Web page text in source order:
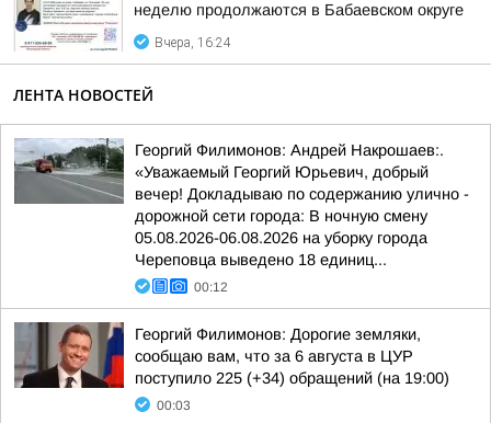
неделю продолжаются в Бабаевском округе
Вчера, 16:24
ЛЕНТА НОВОСТЕЙ
Георгий Филимонов: Андрей Накрошаев:.
«Уважаемый Георгий Юрьевич, добрый
вечер! Докладываю по содержанию улично -
дорожной сети города: В ночную смену
05.08.2026-06.08.2026 на уборку города
Череповца выведено 18 единиц...
00:12
Георгий Филимонов: Дорогие земляки,
сообщаю вам, что за 6 августа в ЦУР
поступило 225 (+34) обращений (на 19:00)
00:03